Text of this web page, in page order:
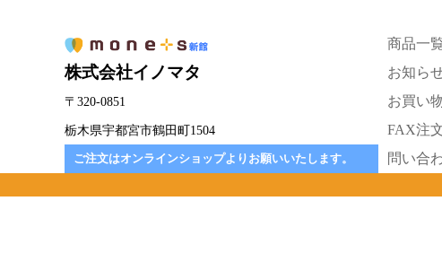
株式会社イノマタ
〒320-0851
栃木県宇都宮市鶴田町1504
ご注文はオンラインショップよりお願いいたします。
商品一
お知ら
お買い
FAX注
問い合